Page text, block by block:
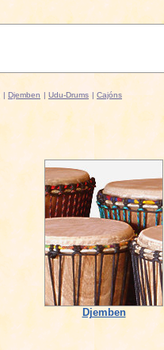
| Djemben | Udu-Drums | Cajóns
Djemben